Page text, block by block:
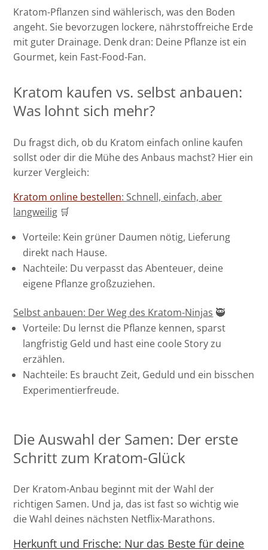
Kratom-Pflanzen sind wählerisch, was den Boden
angeht. Sie bevorzugen lockere, nährstoffreiche Erde
mit guter Drainage. Denk dran: Deine Pflanze ist ein
Gourmet, kein Fast-Food-Fan.
Kratom kaufen vs. selbst anbauen:
Was lohnt sich mehr?
Du fragst dich, ob du Kratom einfach online kaufen
sollst oder dir die Mühe des Anbaus machst? Hier ein
kurzer Vergleich:
Kratom online bestellen: Schnell, einfach, aber
langweilig 🛒
Vorteile: Kein grüner Daumen nötig, Lieferung
direkt nach Hause.
Nachteile: Du verpasst das Abenteuer, deine
eigene Pflanze großzuziehen.
Selbst anbauen: Der Weg des Kratom-Ninjas 🥷
Vorteile: Du lernst die Pflanze kennen, sparst
langfristig Geld und hast eine coole Story zu
erzählen.
Nachteile: Es braucht Zeit, Geduld und ein bisschen
Experimentierfreude.
Die Auswahl der Samen: Der erste
Schritt zum Kratom-Glück
Der Kratom-Anbau beginnt mit der Wahl der
richtigen Samen. Und ja, das ist fast so wichtig wie
die Wahl deines nächsten Netflix-Marathons.
Herkunft und Frische: Nur das Beste für deine